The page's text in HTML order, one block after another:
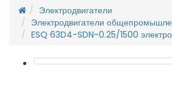
Электродвигатели
Электродвигатели
ESQ 63D4-SDN-0.25/1500